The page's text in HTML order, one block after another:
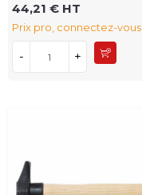
44,21 € HT
Prix pro, connectez-vous
- +